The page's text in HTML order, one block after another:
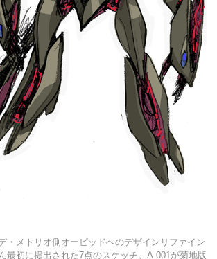
・メトリオ側オービッドへのデザインリファイン
最初に提出された7点のスケッチ。A-001が菊地版